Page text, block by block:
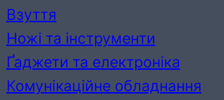
Взуття
Ножі та інструменти
Ґаджети та електроніка
Комунікаційне обладнання